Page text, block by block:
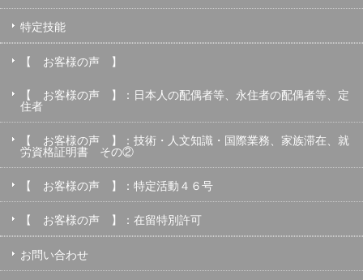
特定技能
【 お客様の声 】
【 お客様の声 】：日本人の配偶者等、永住者の配偶者等、定
住者
【 お客様の声 】：技術・人文知識・国際業務、家族滞在、就
労資格証明書 その②
【 お客様の声 】：特定活動４６号
【 お客様の声 】：在留特別許可
お問い合わせ